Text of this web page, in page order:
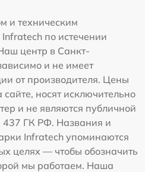
и техническим
по истечении
центр в Санкт-
и не имеет
от производителя. Цены
носят исключительно
и не являются публичной
437 ГК РФ. Названия и
Infratech упоминаются
целях — чтобы обозначить
мы работаем. Наша